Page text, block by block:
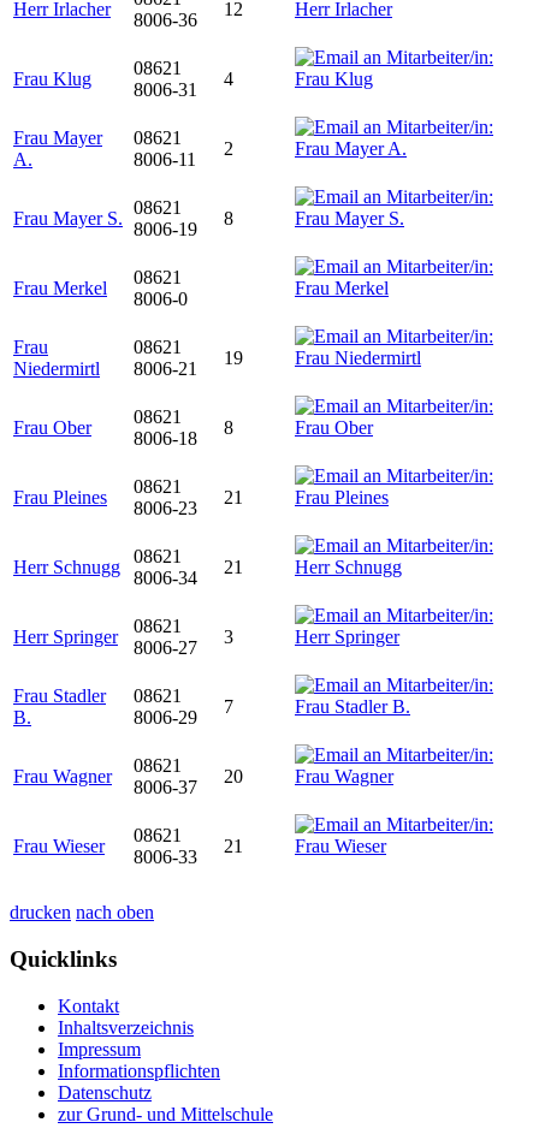
Herr Irlacher
8006-36
12
Frau Klug
08621
8006-31
4
Frau Mayer
A.
08621
8006-11
2
Frau Mayer S.
08621
8006-19
8
Frau Merkel
08621
8006-0
Frau
Niedermirtl
08621
8006-21
19
Frau Ober
08621
8006-18
8
Frau Pleines
08621
8006-23
21
Herr Schnugg
08621
8006-34
21
Herr Springer
08621
8006-27
3
Frau Stadler
B.
08621
8006-29
7
Frau Wagner
08621
8006-37
20
Frau Wieser
08621
8006-33
21
drucken nach oben
Quicklinks
Kontakt
Inhaltsverzeichnis
Impressum
Informationspflichten
Datenschutz
zur Grund- und Mittelschule